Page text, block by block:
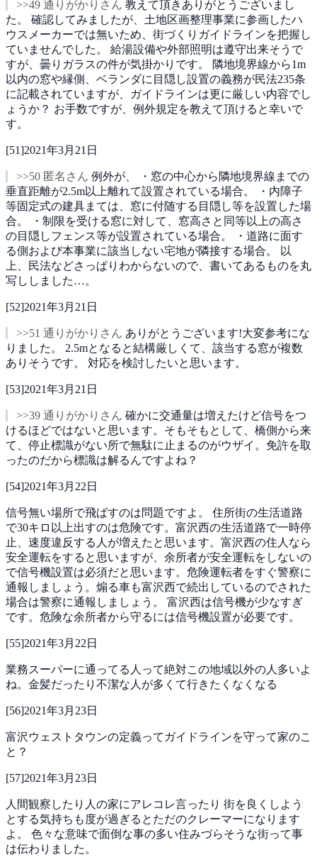
>>49 通りがかりさん 教えて頂きありがとうございまし
た。 確認してみましたが、土地区画整理事業に参画したハ
ウスメーカーでは無いため、街づくりガイドラインを把握し
ていませんでした。 給湯設備や外部照明は遵守出来そうで
すが、曇りガラスの件が気掛かりです。
隣地境界線から1m
以内の窓や縁側、ベランダに目隠し設置の義務が民法235条
に記載されていますが、ガイドラインは更に厳しい内容でし
ょうか？ お手数ですが、例外規定を教えて頂けると幸いで
す。
[51]2021年3月21日
>>50 匿名さん 例外が、
・窓の中心から隣地境界線までの
垂直距離が2.5m以上離れて設置されている場合。
・内障子
等固定式の建具まては、窓に付随する目隠し等を設置した場
合。
・制限を受ける窓に対して、窓高さと同等以上の高さ
の目隠しフェンス等が設置されている場合。
・道路に面す
る側および本事業に該当しない宅地が隣接する場合。
以
上、民法などさっぱりわからないので、書いてあるものを丸
写ししました…。
[52]2021年3月21日
>>51 通りがかりさん ありがとうございます!大変参考にな
りました。 2.5mとなると結構厳しくて、該当する窓が複数
ありそうです。 対応を検討したいと思います。
[53]2021年3月21日
>>39 通りがかりさん 確かに交通量は増えたけど信号をつ
けるほどではないと思います。そもそもとして、橋側から来
て、停止標識がない所で無駄に止まるのがウザイ。免許を取
ったのだから標識は解るんですよね？
[54]2021年3月22日
信号無い場所で飛ばすのは問題ですよ。 住所街の生活道路
で30キロ以上出すのは危険です。富沢西の生活道路で一時停
止、速度違反する人が増えたと思います。富沢西の住人なら
安全運転をすると思いますが、余所者が安全運転をしないの
で信号機設置は必須だと思います。危険運転者をすぐ警察に
通報しましょう。煽る車も富沢西で続出しているのでされた
場合は警察に通報しましょう。 富沢西は信号機が少なすぎ
です。危険な余所者から守るには信号機設置が必要です。
[55]2021年3月22日
業務スーパーに通ってる人って絶対この地域以外の人多いよ
ね。金髪だったり不潔な人が多くて行きたくなくなる
[56]2021年3月23日
富沢ウェストタウンの定義ってガイドラインを守って家のこ
と？
[57]2021年3月23日
人間観察したり人の家にアレコレ言ったり 街を良くしよう
とする気持ちも度が過ぎるとただのクレーマーになります
よ。 色々な意味で面倒な事の多い住みづらそうな街って事
は伝わりました。